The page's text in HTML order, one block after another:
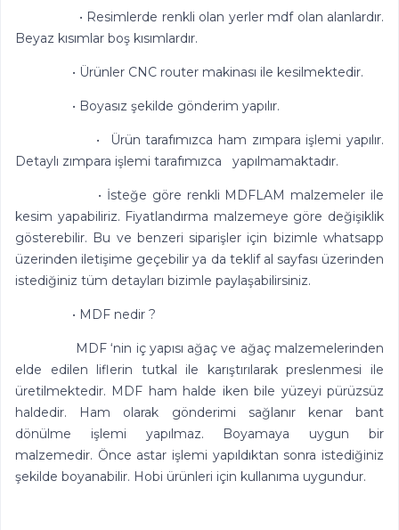
• Resimlerde renkli olan yerler mdf olan alanlardır.
Beyaz kısımlar boş kısımlardır.
• Ürünler CNC router makinası ile kesilmektedir.
• Boyasız şekilde gönderim yapılır.
• Ürün tarafımızca ham zımpara işlemi yapılır.
Detaylı zımpara işlemi tarafımızca yapılmamaktadır.
• İsteğe göre renkli MDFLAM malzemeler ile
kesim yapabiliriz. Fiyatlandırma malzemeye göre değişiklik
gösterebilir. Bu ve benzeri siparişler için bizimle whatsapp
üzerinden iletişime geçebilir ya da teklif al sayfası üzerinden
istediğiniz tüm detayları bizimle paylaşabilirsiniz.
• MDF nedir ?
MDF ‘nin iç yapısı ağaç ve ağaç malzemelerinden
elde edilen liflerin tutkal ile karıştırılarak preslenmesi ile
üretilmektedir. MDF ham halde iken bile yüzeyi pürüzsüz
haldedir. Ham olarak gönderimi sağlanır kenar bant
dönülme işlemi yapılmaz. Boyamaya uygun bir
malzemedir. Önce astar işlemi yapıldıktan sonra istediğiniz
şekilde boyanabilir. Hobi ürünleri için kullanıma uygundur.